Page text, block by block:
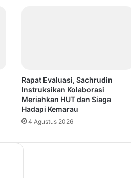
Rapat Evaluasi, Sachrudin
Instruksikan Kolaborasi
Meriahkan HUT dan Siaga
Hadapi Kemarau
4 Agustus 2026